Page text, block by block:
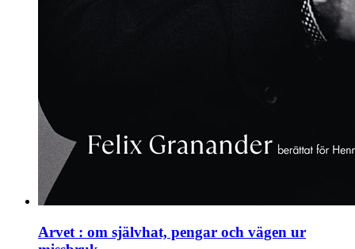
Arvet : om självhat, pengar och vägen ur